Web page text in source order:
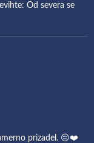
Od severa se
prizadel. 😔❤️